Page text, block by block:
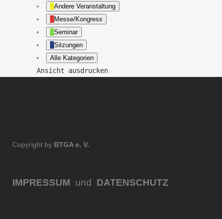
Andere Veranstaltung
Messe/Kongress
Seminar
Sitzungen
Alle Kategorien
Ansicht ausdrucken
Copyright by BTGA e. V.
IMPRESSUM und DATENSCHUTZ